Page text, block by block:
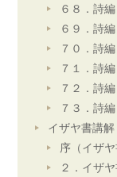
６８．詩
６９．詩
７０．詩
７１．詩
７２．詩
７３．詩
イザヤ書講解
序（イザ
２．イザ